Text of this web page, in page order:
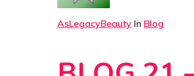
AsLegacyBeauty In Blog